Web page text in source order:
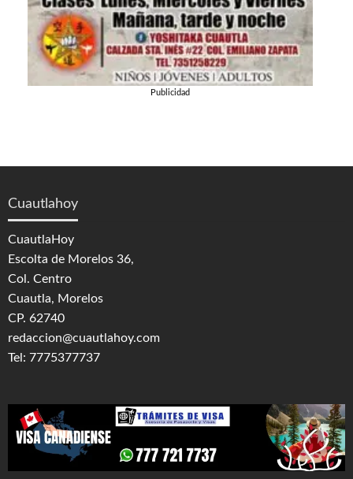
Publicidad
Cuautlahoy
CuautlaHoy
Escolta de Morelos 36,
Col. Centro
Cuautla, Morelos
CP. 62740
redaccion@cuautlahoy.com
Tel: 7775377737